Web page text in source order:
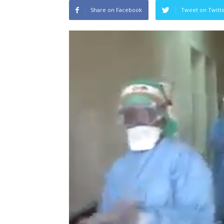
Share on Facebook Tweet on